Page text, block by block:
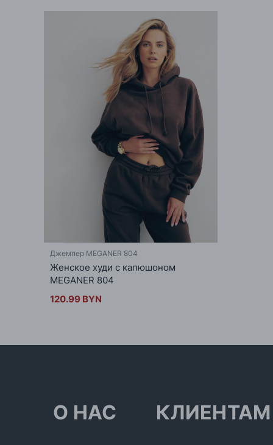
Джемпер MEGANER 804
Женское худи с капюшоном
MEGANER 804
120.99 BYN
О НАС КЛИЕНТАМ